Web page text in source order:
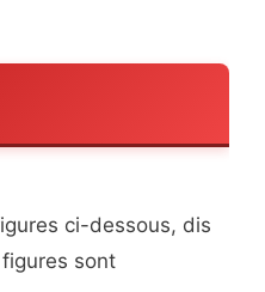
ci-dessous, dis
sont